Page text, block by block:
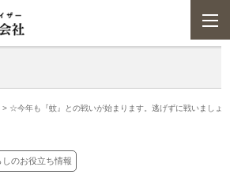
> ☆今年も『蚊』との戦いが始まります。逃げずに戦いましょ
のお役立ち情報